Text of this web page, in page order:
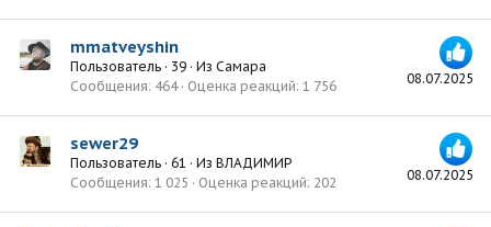
08.07.2025
mmatveyshin
Пользователь · 39 · Из Самара
Сообщения 464 Оценка реакций 1 756
08.07.2025
sewer29
Пользователь · 61 · Из ВЛАДИМИР
Сообщения 1 025 Оценка реакций 202